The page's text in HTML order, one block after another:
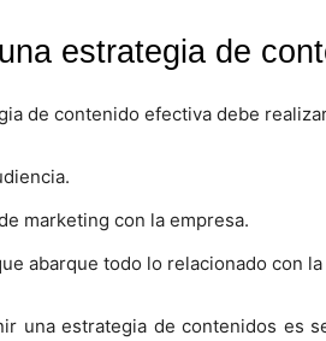
estrategia de
de contenido efectiva debe
marketing con la empresa.
abarque todo lo relacionado con
una estrategia de contenidos es